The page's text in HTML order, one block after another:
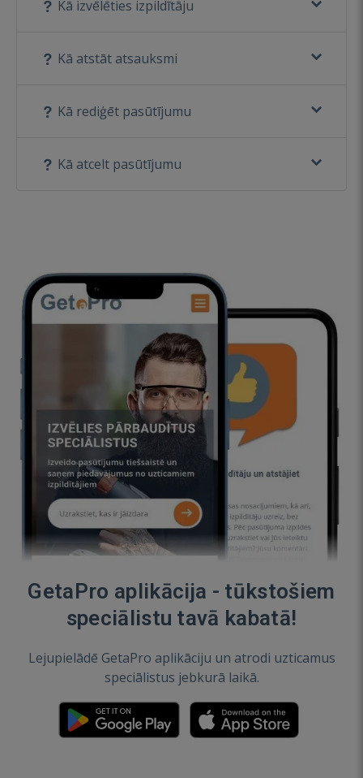
Kā izvēlēties izpildītāju
Kā atstāt atsauksmi
Kā rediģēt pasūtījumu
Kā atcelt pasūtījumu
GetaPro aplikācija - tūkstošiem
speciālistu tavā kabatā!
Lejupielādē GetaPro aplikāciju un atrodi uzticamus
speciālistus jebkurā laikā.